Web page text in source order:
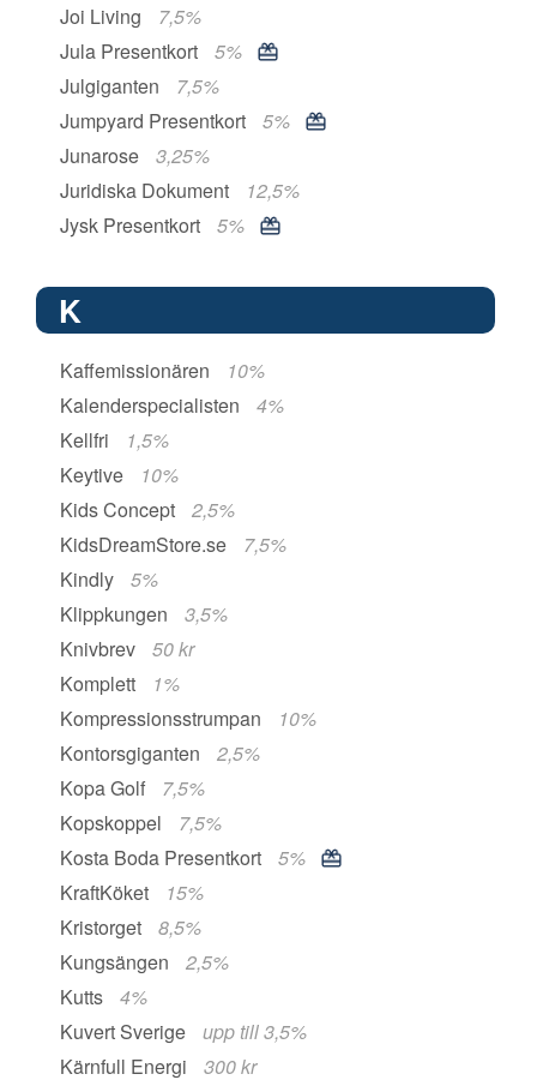
Joi Living
7,5%
Jula Presentkort
5%
Julgiganten
7,5%
Jumpyard Presentkort
5%
Junarose
3,25%
Juridiska Dokument
12,5%
Jysk Presentkort
5%
K
Kaffemissionären
10%
Kalenderspecialisten
4%
Kellfri
1,5%
Keytive
10%
Kids Concept
2,5%
KidsDreamStore.se
7,5%
Kindly
5%
Klippkungen
3,5%
Knivbrev
50 kr
Komplett
1%
Kompressionsstrumpan
10%
Kontorsgiganten
2,5%
Kopa Golf
7,5%
Kopskoppel
7,5%
Kosta Boda Presentkort
5%
KraftKöket
15%
Kristorget
8,5%
Kungsängen
2,5%
Kutts
4%
Kuvert Sverige
upp till 3,5%
Kärnfull Energi
300 kr